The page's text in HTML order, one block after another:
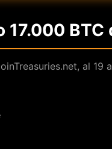
17.000
al 19